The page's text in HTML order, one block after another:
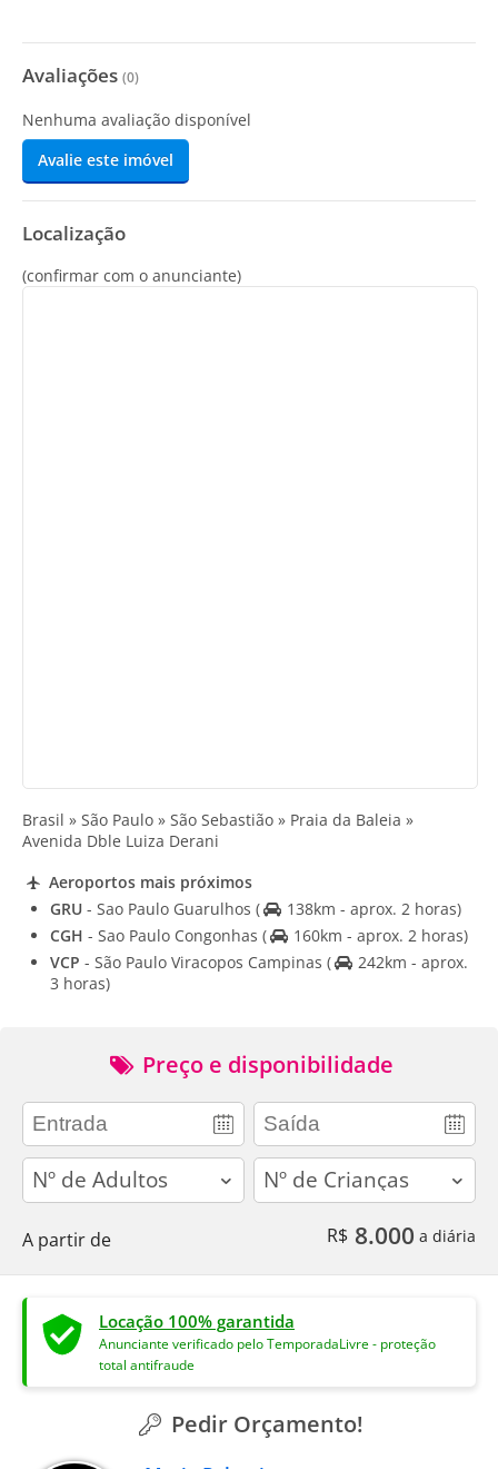
Avaliações (0)
Nenhuma avaliação disponível
Avalie este imóvel
Localização
(confirmar com o anunciante)
Brasil » São Paulo » São Sebastião » Praia da Baleia »
Avenida Dble Luiza Derani
Aeroportos mais próximos
GRU - Sao Paulo Guarulhos (
138km - aprox. 2 horas)
CGH - Sao Paulo Congonhas (
160km - aprox. 2 horas)
VCP - São Paulo Viracopos Campinas (
242km - aprox.
3 horas)
Preço e disponibilidade
adults children
A partir de R$ 8.000 a diária
Locação 100% garantida
Anunciante verificado pelo TemporadaLivre - proteção
total antifraude
Pedir Orçamento!